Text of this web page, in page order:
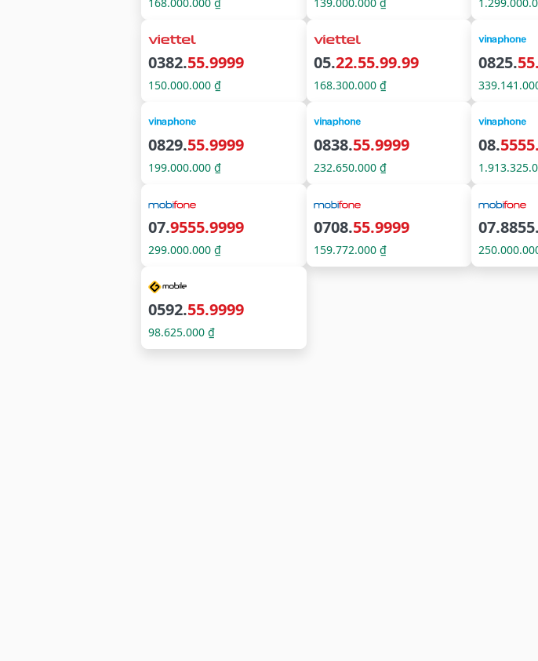
0382.55.9999
150.000.000 ₫
05.22.55.99.99
168.300.000 ₫
0825.
0829.55.9999
199.000.000 ₫
0838.55.9999
232.650.000 ₫
08.
07.9555.9999
299.000.000 ₫
0708.55.9999
159.772.000 ₫
0592.55.9999
98.625.000 ₫